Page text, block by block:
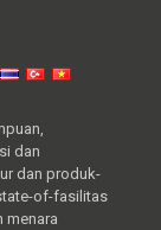
dan
dan produk-
of-fasilitas
menara